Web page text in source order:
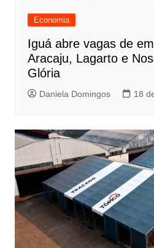
Economia
Iguá abre vagas de
Aracaju, Lagarto e
Glória
Daniela Domingos 18